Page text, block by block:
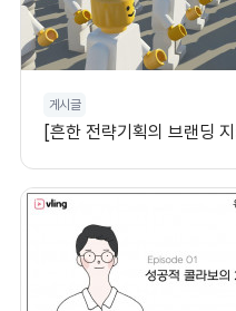
게시글
[흔한 전략기획의 브랜딩